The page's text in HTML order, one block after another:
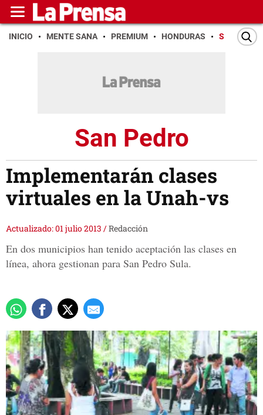
INICIO MENTE SANA PREMIUM HONDURAS SAN PEDRO
San Pedro
Implementarán clases
virtuales en la Unah-vs
Actualizado: 01 julio 2013 /Redacción
En dos municipios han tenido aceptación las clases en
línea, ahora gestionan para San Pedro Sula.